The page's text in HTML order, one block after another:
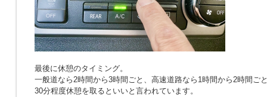
最後に休憩のタイミング。
一般道なら2時間から3時間ごと、高速道路なら1時間から2時間ご
30分程度休憩を取るといいと言われています。